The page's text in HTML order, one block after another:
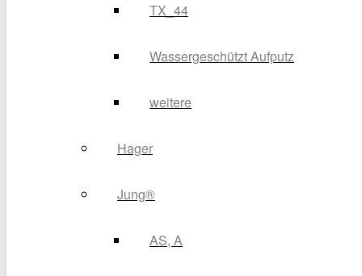
TX_44
Wassergeschützt Aufputz
weitere
Hager
Jung®
AS, A